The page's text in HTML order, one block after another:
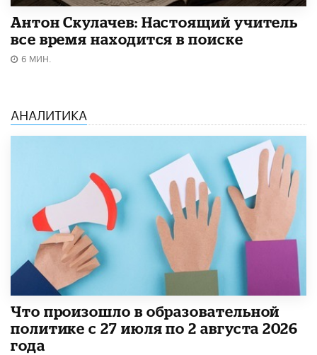
Антон Скулачев: Настоящий учитель
все время находится в поиске
6 МИН.
АНАЛИТИКА
​Что произошло в образовательной
политике с 27 июля по 2 августа 2026
года